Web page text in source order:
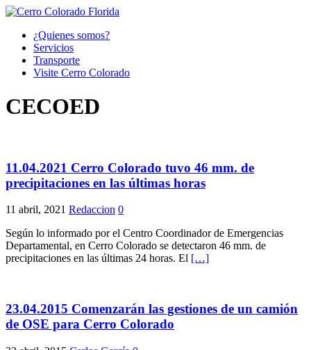
¿Quienes somos?
Servicios
Transporte
Visite Cerro Colorado
CECOED
11.04.2021 Cerro Colorado tuvo 46 mm. de
precipitaciones en las últimas horas
11 abril, 2021 Redaccion 0
Según lo informado por el Centro Coordinador de Emergencias
Departamental, en Cerro Colorado se detectaron 46 mm. de
precipitaciones en las últimas 24 horas. El […]
23.04.2015 Comenzarán las gestiones de un camión
de OSE para Cerro Colorado